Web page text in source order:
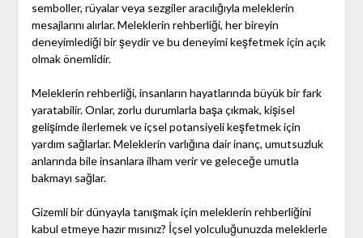
semboller, rüyalar veya sezgiler aracılığıyla meleklerin
mesajlarını alırlar. Meleklerin rehberliği, her bireyin
deneyimlediği bir şeydir ve bu deneyimi keşfetmek için açık
olmak önemlidir.
Meleklerin rehberliği, insanların hayatlarında büyük bir fark
yaratabilir. Onlar, zorlu durumlarla başa çıkmak, kişisel
gelişimde ilerlemek ve içsel potansiyeli keşfetmek için
yardım sağlarlar. Meleklerin varlığına dair inanç, umutsuzluk
anlarında bile insanlara ilham verir ve geleceğe umutla
bakmayı sağlar.
Gizemli bir dünyayla tanışmak için meleklerin rehberliğini
kabul etmeye hazır mısınız? İçsel yolculuğunuzda meleklerle